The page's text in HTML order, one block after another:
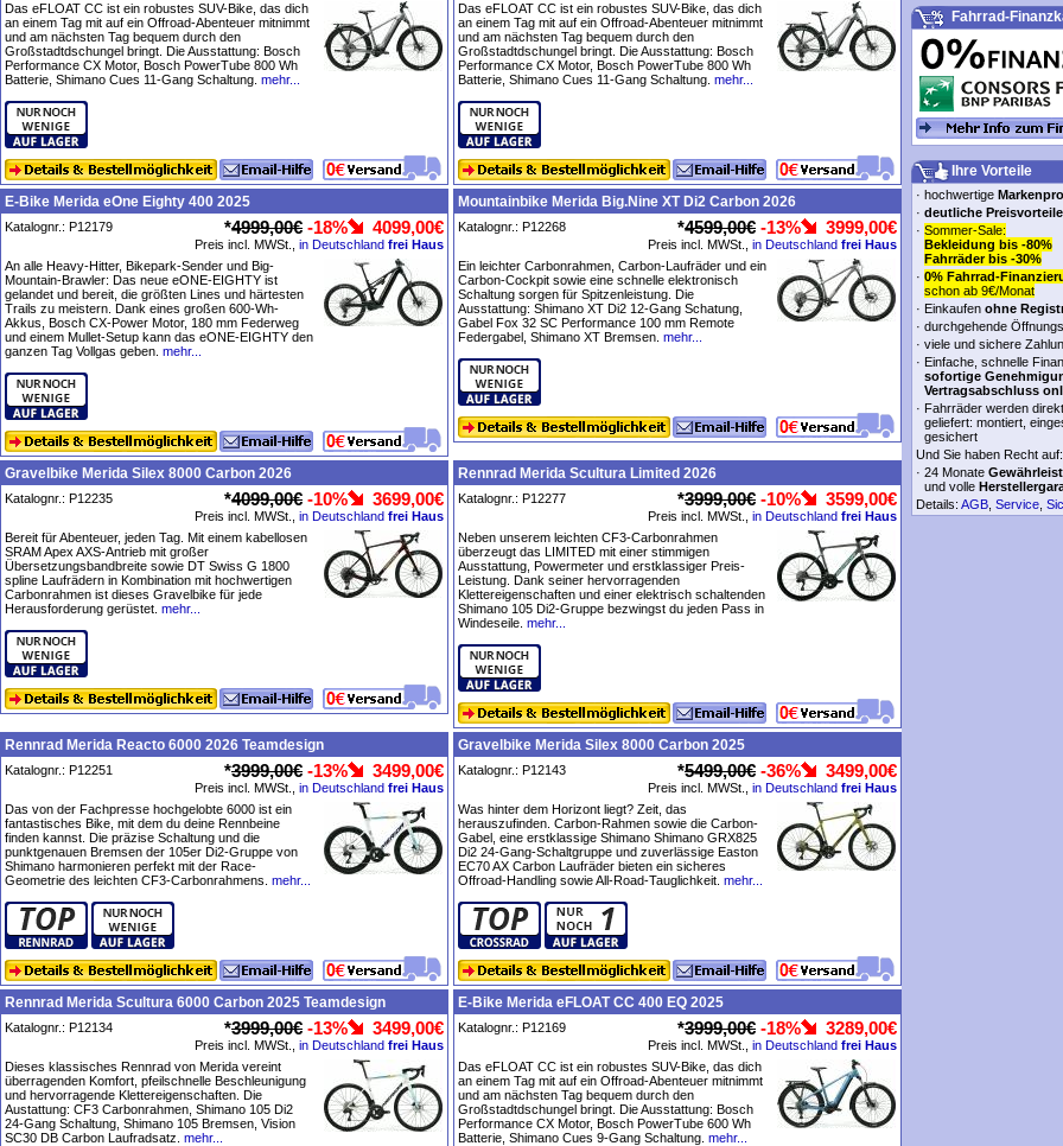
Das eFLOAT CC ist ein robustes SUV-Bike, das dich
an einem Tag mit auf ein Offroad-Abenteuer mitnimmt
und am nächsten Tag bequem durch den
Großstadtdschungel bringt. Die Ausstattung: Bosch
Performance CX Motor, Bosch PowerTube 800 Wh
Batterie, Shimano Cues 11-Gang Schaltung. mehr...
Das eFLOAT CC ist ein robustes SUV-Bike, das dich
an einem Tag mit auf ein Offroad-Abenteuer mitnimmt
und am nächsten Tag bequem durch den
Großstadtdschungel bringt. Die Ausstattung: Bosch
Performance CX Motor, Bosch PowerTube 800 Wh
Batterie, Shimano Cues 11-Gang Schaltung. mehr...
E-Bike Merida eOne Eighty 400 2025
Katalognr.: P12179 *4999,00€ -18% 4099,00€
Preis incl. MWSt., in Deutschland frei Haus
An alle Heavy-Hitter, Bikepark-Sender und Big-
Mountain-Brawler: Das neue eONE-EIGHTY ist
gelandet und bereit, die größten Lines und härtesten
Trails zu meistern. Dank eines großen 600-Wh-
Akkus, Bosch CX-Power Motor, 180 mm Federweg
und einem Mullet-Setup kann das eONE-EIGHTY den
ganzen Tag Vollgas geben. mehr...
Mountainbike Merida Big.Nine XT Di2 Carbon 2026
Katalognr.: P12268 *4599,00€ -13% 3999,00€
Preis incl. MWSt., in Deutschland frei Haus
Ein leichter Carbonrahmen, Carbon-Laufräder und ein
Carbon-Cockpit sowie eine schnelle elektronisch
Schaltung sorgen für Spitzenleistung. Die
Ausstattung: Shimano XT Di2 12-Gang Schatung,
Gabel Fox 32 SC Performance 100 mm Remote
Federgabel, Shimano XT Bremsen. mehr...
Gravelbike Merida Silex 8000 Carbon 2026
Katalognr.: P12235 *4099,00€ -10% 3699,00€
Preis incl. MWSt., in Deutschland frei Haus
Bereit für Abenteuer, jeden Tag. Mit einem kabellosen
SRAM Apex AXS-Antrieb mit großer
Übersetzungsbandbreite sowie DT Swiss G 1800
spline Laufrädern in Kombination mit hochwertigen
Carbonrahmen ist dieses Gravelbike für jede
Herausforderung gerüstet. mehr...
Rennrad Merida Scultura Limited 2026
Katalognr.: P12277 *3999,00€ -10% 3599,00€
Preis incl. MWSt., in Deutschland frei Haus
Neben unserem leichten CF3-Carbonrahmen
überzeugt das LIMITED mit einer stimmigen
Ausstattung, Powermeter und erstklassiger Preis-
Leistung. Dank seiner hervorragenden
Klettereigenschaften und einer elektrisch schaltenden
Shimano 105 Di2-Gruppe bezwingst du jeden Pass in
Windeseile. mehr...
Rennrad Merida Reacto 6000 2026 Teamdesign
Katalognr.: P12251 *3999,00€ -13% 3499,00€
Preis incl. MWSt., in Deutschland frei Haus
Das von der Fachpresse hochgelobte 6000 ist ein
fantastisches Bike, mit dem du deine Rennbeine
finden kannst. Die präzise Schaltung und die
punktgenauen Bremsen der 105er Di2-Gruppe von
Shimano harmonieren perfekt mit der Race-
Geometrie des leichten CF3-Carbonrahmens. mehr...
Gravelbike Merida Silex 8000 Carbon 2025
Katalognr.: P12143 *5499,00€ -36% 3499,00€
Preis incl. MWSt., in Deutschland frei Haus
Was hinter dem Horizont liegt? Zeit, das
herauszufinden. Carbon-Rahmen sowie die Carbon-
Gabel, eine erstklassige Shimano Shimano GRX825
Di2 24-Gang-Schaltgruppe und zuverlässige Easton
EC70 AX Carbon Laufräder bieten ein sicheres
Offroad-Handling sowie All-Road-Tauglichkeit. mehr...
Rennrad Merida Scultura 6000 Carbon 2025 Teamdesign
Katalognr.: P12134 *3999,00€ -13% 3499,00€
Preis incl. MWSt., in Deutschland frei Haus
Dieses klassisches Rennrad von Merida vereint
überragenden Komfort, pfeilschnelle Beschleunigung
und hervorragende Klettereigenschaften. Die
Austattung: CF3 Carbonrahmen, Shimano 105 Di2
24-Gang Schaltung, Shimano 105 Bremsen, Vision
SC30 DB Carbon Laufradsatz. mehr...
E-Bike Merida eFLOAT CC 400 EQ 2025
Katalognr.: P12169 *3999,00€ -18% 3289,00€
Preis incl. MWSt., in Deutschland frei Haus
Das eFLOAT CC ist ein robustes SUV-Bike, das dich
an einem Tag mit auf ein Offroad-Abenteuer mitnimmt
und am nächsten Tag bequem durch den
Großstadtdschungel bringt. Die Ausstattung: Bosch
Performance CX Motor, Bosch PowerTube 600 Wh
Batterie, Shimano Cues 9-Gang Schaltung. mehr...
Fahrrad-
Ihre Vorteile
· hochwertige
· deutliche Preisvorteile
· Sommer-Sale:
Bekleidung bis -80%
Fahrräder bis -30%
· 0% Fahrrad-
schon ab 9€/Monat
· Einkaufen ohne
· durchgehende
· viele und sichere
· Einfache, schnelle
sofortige
Vertragsabschluss
· Fahrräder werden
geliefert: montiert,
gesichert
Und Sie haben Recht auf:
· 24 Monate
und volle
Details: AGB Service